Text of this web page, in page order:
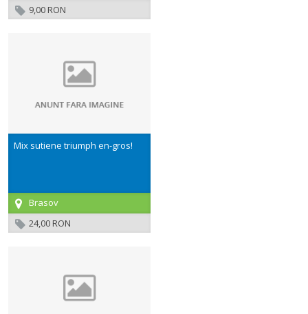
9,00 RON
Mix sutiene triumph en-gros!
Brasov
24,00 RON